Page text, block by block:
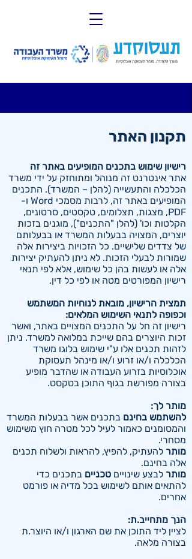
לחץ
אנטר
מרכזי
הבא
תקנון האתר
רישיון שימוש בתכנים המופיעים באתר זה
אתר אינטרנט זה מנוהל ומתוחזק על ידי משרד
הכלכלה והתעשייה (להלן – המשרד). התכנים
המופיעים באתר זה, לרבות מסמכי Word ו-
PDF, מצגות, תצלומים, טקסטים, סרטונים,
הקלטות וכו' (להלן "התכנים"), מוגנים בזכות
יוצרים, המצויה בבעלות המשרד או בבעלותם
של צדדים שלישיים. כל הזכויות ביצירות אלה
שמורות לבעלי הזכות. לא ניתן להעתיק יצירות
אלה או לעשות בהן כל שימוש, אלא לפי תנאי
רישיון המפורטים מטה או לפי כל דין.
תמצית הרישיון, מובאת לנוחיות המשתמש
וכפופה לתנאי השימוש המלאים:
רישיון זה חל על התכנים המצויים באתר, ואשר
זכות היוצרים בהם שייכת במלואה למשרד. ניתן
לזהות תכנים אלו ע"י שימוש בלוגו משרד
הכלכלה ו/או זרוע ו/או מינהל תעסוקת
אוכלוסיות בזרוע העבודה או שהדבר מופיע
בצורה מפורשת בגוף התוכן בטקסט.
מותר לך:
להשתמש בחינם בתכנים אשר בבעלות המשרד
והמסומנים כאמור לעיל לכל מטרה חוץ משימוש
מסחרי.
מותר להעתיק, להפיץ, להראות ולשלוח תכנים
אלה בחינם.
מותר לבצע שינויים טכניים בתכנים כדי
להתאים אותם לשימוש בכל מדיה או פורמט
אחרים.
הנך מתחייב.ת:
לציין ליד התוכן את שם הארגון ו/או היוצר.ת
בצורה מלאה.